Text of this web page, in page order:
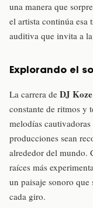
una manera que
el artista continúa
auditiva que invita a
Explorando el
La carrera de DJ Koze
constante de ritmos y
melodías
producciones sean
alrededor del mundo.
raíces más
un paisaje sonoro que
cada giro.